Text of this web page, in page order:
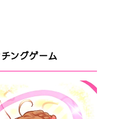
ングゲーム